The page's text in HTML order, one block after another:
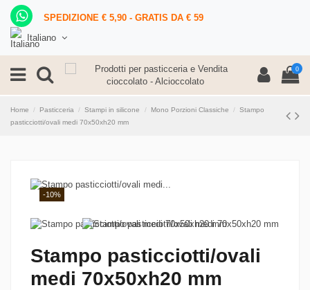
SPEDIZIONE € 5,90 - GRATIS DA € 59
Italiano
0
Home Pasticceria Stampi in silicone Mono Porzioni Classiche
Stampo
pasticciotti/ovali medi 70x50xh20 mm
-10%
Stampo pasticciotti/ovali
medi 70x50xh20 mm